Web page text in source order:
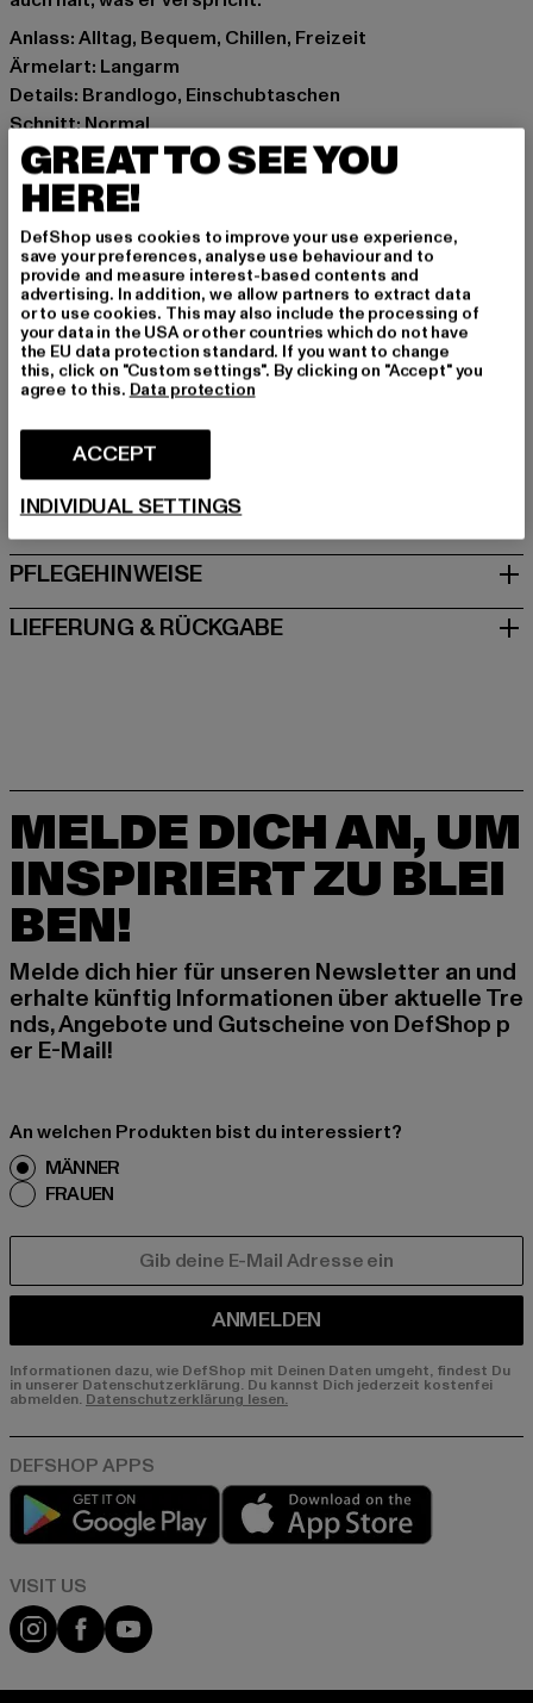
Anlass: Alltag, Bequem, Chillen, Freizeit
Ärmelart: Langarm
Details: Brandlogo, Einschubtaschen
Schnitt: Normal
Marke: 883Police
Kat.: Hoodies
Farbe: grau
Hersteller Farbe: cool grey
Materialzusammensetzung: 65% Polyester, 35%
Baumwolle
Art.Nr: 0008784-00794
Hersteller: Zabou House |Krishna@zabou.co.uk
GB
GRÖSSE & PASSFORM
PFLEGEHINWEISE
LIEFERUNG & RÜCKGABE
MELDE DICH AN, UM
INSPIRIERT ZU BLEI
BEN!
Melde dich hier für unseren Newsletter an und
erhalte künftig Informationen über aktuelle Tre
nds, Angebote und Gutscheine von DefShop p
er E-Mail!
An welchen Produkten bist du interessiert?
MÄNNER
FRAUEN
ANMELDEN
Informationen dazu, wie DefShop mit Deinen Daten umgeht, findest Du
in unserer Datenschutzerklärung. Du kannst Dich jederzeit kostenfei
abmelden. Datenschutzerklärung lesen.
Play market
Visit our Instagram page:
Visit our Facebook page:
Visit our YouTube channel:
GREAT TO SEE YOU
HERE!
DefShop uses cookies to improve your use experience,
save your preferences, analyse use behaviour and to
provide and measure interest-based contents and
advertising. In addition, we allow partners to extract data
or to use cookies. This may also include the processing of
your data in the USA or other countries which do not have
the EU data protection standard. If you want to change
this, click on "Custom settings". By clicking on "Accept" you
agree to this. Data protection
ACCEPT
INDIVIDUAL SETTINGS